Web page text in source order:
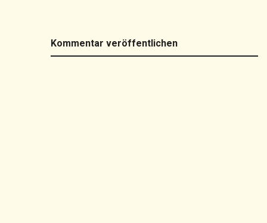
Kommentar veröffentlichen